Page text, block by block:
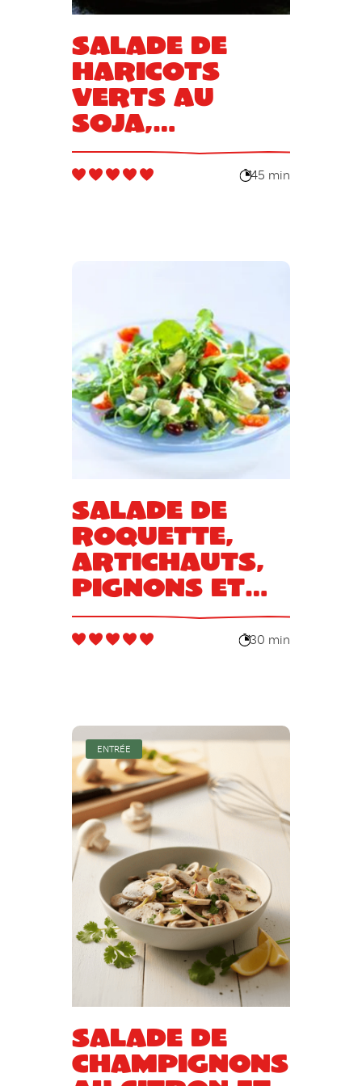
Salade de
haricots
verts au
soja,
oignons
rouges et
45 min
Salade de
roquette,
artichauts,
pignons et
parmesan
30 min
ENTRÉE
Salade de
champignons